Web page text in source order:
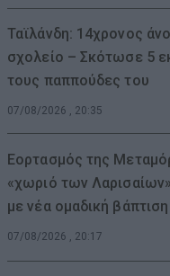
Ταϊλάνδη: 14χρονος
σχολείο – Σκότωσε 5
τους παππούδες του
07/08/2026 , 20:35
Εορτασμός της
«χωριό των
με νέα ομαδική βάπτιση
07/08/2026 , 20:17